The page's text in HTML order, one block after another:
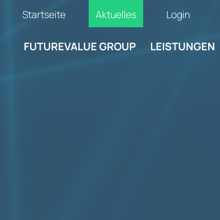
Startseite Aktuelles Login
FUTUREVALUE GROUP LEISTUNGEN